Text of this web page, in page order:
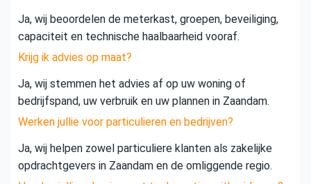
Ja, wij beoordelen de meterkast, groepen, beveiliging,
capaciteit en technische haalbaarheid vooraf.
Krijg ik advies op maat?
Ja, wij stemmen het advies af op uw woning of
bedrijfspand, uw verbruik en uw plannen in Zaandam.
Werken jullie voor particulieren en bedrijven?
Ja, wij helpen zowel particuliere klanten als zakelijke
opdrachtgevers in Zaandam en de omliggende regio.